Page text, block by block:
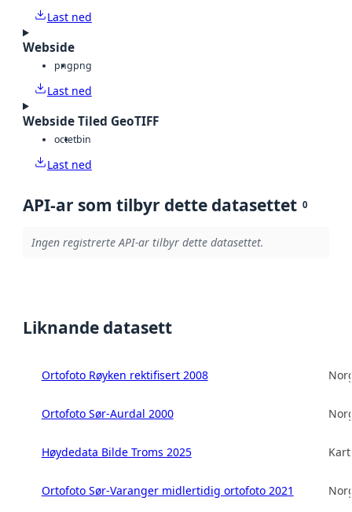
Last ned
Webside
pngpng
Last ned
Webside Tiled GeoTIFF
octetbin
Last ned
API-ar som tilbyr dette datasettet 0
Ingen registrerte API-ar tilbyr dette datasettet.
Liknande datasett
Ortofoto Røyken rektifisert 2008
Ortofoto Sør-Aurdal 2000
Høydedata Bilde Troms 2025
Ortofoto Sør-Varanger midlertidig ortofoto 2021